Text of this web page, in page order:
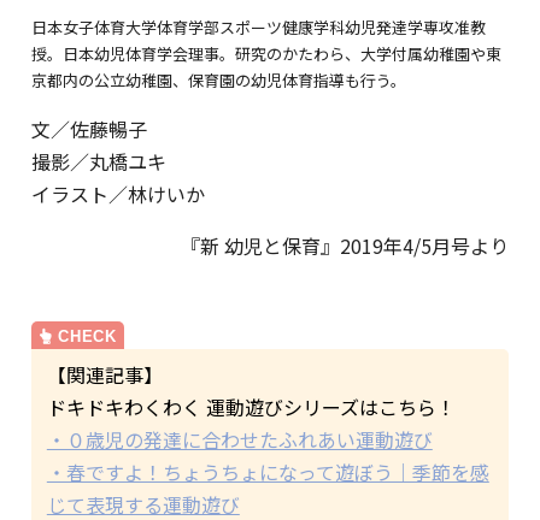
日本女子体育大学体育学部スポーツ健康学科幼児発達学専攻准教
授。日本幼児体育学会理事。研究のかたわら、大学付属幼稚園や東
京都内の公立幼稚園、保育園の幼児体育指導も行う。
文／佐藤暢子
撮影／丸橋ユキ
イラスト／林けいか
『新 幼児と保育』2019年4/5月号より
【関連記事】
ドキドキわくわく 運動遊びシリーズはこちら！
・０歳児の発達に合わせたふれあい運動遊び
・春ですよ！ちょうちょになって遊ぼう｜季節を感
じて表現する運動遊び